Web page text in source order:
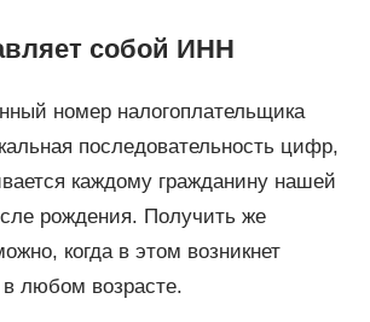
собой ИНН
номер налогоплательщика
последовательность цифр,
каждому гражданину нашей
рождения. Получить же
когда в этом возникнет
любом возрасте.